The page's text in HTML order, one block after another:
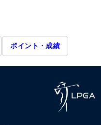
ポイント・成績